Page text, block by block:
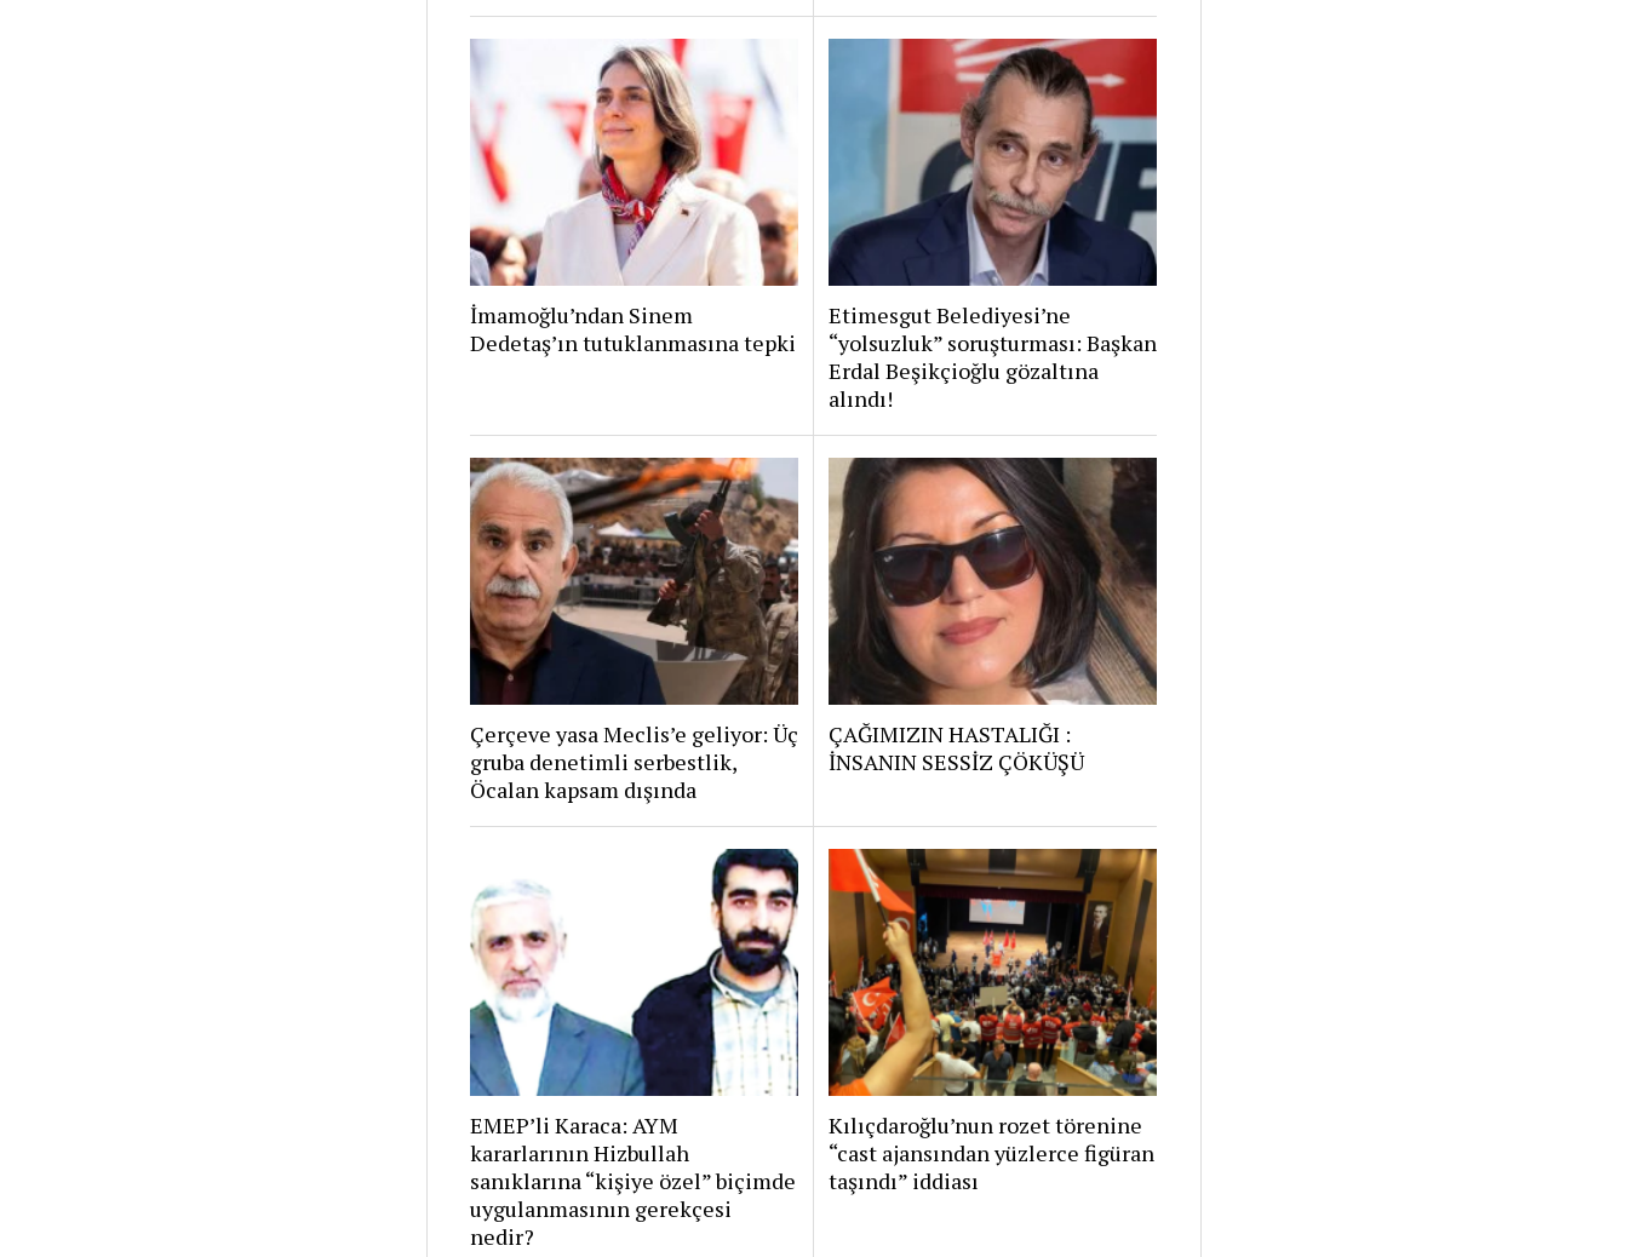
İmamoğlu’ndan Sinem
Dedetaş’ın tutuklanmasına tepki
Etimesgut Belediyesi’ne
“yolsuzluk” soruşturması: Başkan
Erdal Beşikçioğlu gözaltına
alındı!
Çerçeve yasa Meclis’e geliyor: Üç
gruba denetimli serbestlik,
Öcalan kapsam dışında
ÇAĞIMIZIN HASTALIĞI :
İNSANIN SESSİZ ÇÖKÜŞÜ
EMEP’li Karaca: AYM
kararlarının Hizbullah
sanıklarına “kişiye özel” biçimde
uygulanmasının gerekçesi
nedir?
Kılıçdaroğlu’nun rozet törenine
“cast ajansından yüzlerce figüran
taşındı” iddiası